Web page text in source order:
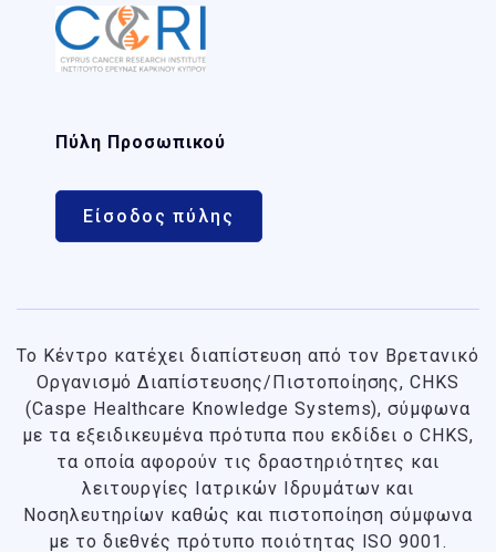
Πύλη Προσωπικού
Είσοδος πύλης
Το Κέντρο κατέχει διαπίστευση από τον Βρετανικό
Οργανισμό Διαπίστευσης/Πιστοποίησης, CHKS
(Caspe Healthcare Knowledge Systems), σύμφωνα
με τα εξειδικευμένα πρότυπα που εκδίδει ο CHKS,
τα οποία αφορούν τις δραστηριότητες και
λειτουργίες Ιατρικών Ιδρυμάτων και
Νοσηλευτηρίων καθώς και πιστοποίηση σύμφωνα
με το διεθνές πρότυπο ποιότητας ISO 9001.